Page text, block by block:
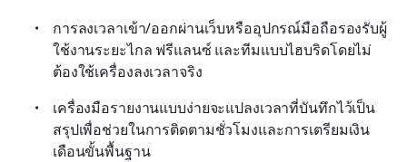
การลงเวลาเข้า/ออกผ่านเว็บหรืออุปกรณ์มือถือรองรับผู้
ใช้งานระยะไกล ฟรีแลนซ์ และทีมแบบไฮบริดโดยไม่
ต้องใช้เครื่องลงเวลาจริง
เครื่องมือรายงานแบบง่ายจะแปลงเวลาที่บันทึกไว้เป็น
สรุปเพื่อช่วยในการติดตามชั่วโมงและการเตรียมเงิน
เดือนขั้นพื้นฐาน